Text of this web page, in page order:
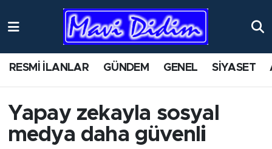
RESMİ İLANLAR GÜNDEM GENEL SİYASET
Yapay zekayla sosyal
medya daha güvenli
ANTİK YERLER
AYDIN
BİLİM VE TEKNOLOJİ
Nöbetçi Eczaneler
Namaz Vakitleri
Trafik Durumu